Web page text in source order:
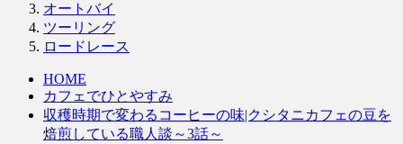
オートバイ
ツーリング
ロードレース
HOME
カフェでひとやすみ
収穫時期で変わるコーヒーの味|クシタニカフェの豆を
焙煎している職人談～3話～